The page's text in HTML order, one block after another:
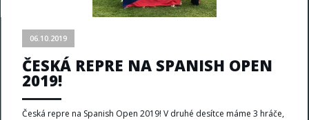
06.10.2019
ČESKÁ REPRE NA SPANISH OPEN
2019!
Česká repre na Spanish Open 2019! V druhé desítce máme 3 hráče,